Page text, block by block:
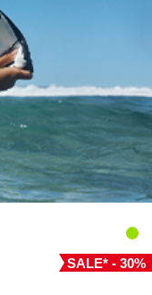
SALE* - 30%